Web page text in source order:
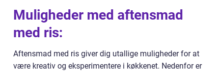
Muligheder med aftensmad
med ris:
Aftensmad med ris giver dig utallige muligheder for at
være kreativ og eksperimentere i køkkenet. Nedenfor er